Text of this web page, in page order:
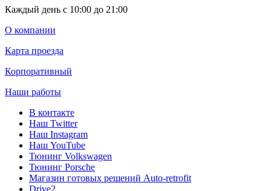
Каждый день с 10:00 до 21:00
О компании
Карта проезда
Корпоративный
Наши работы
В контакте
Наш Twitter
Наш Instagram
Наш YouTube
Тюнинг Volkswagen
Тюнинг Porsche
Магазин готовых решений Auto-retrofit
Drive2